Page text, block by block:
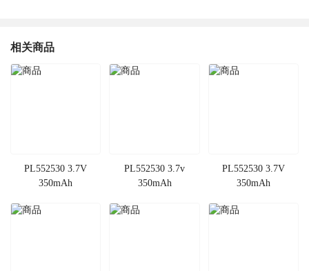
相关商品
PL552530 3.7V
350mAh
PL552530 3.7v
350mAh
PL552530 3.7V
350mAh